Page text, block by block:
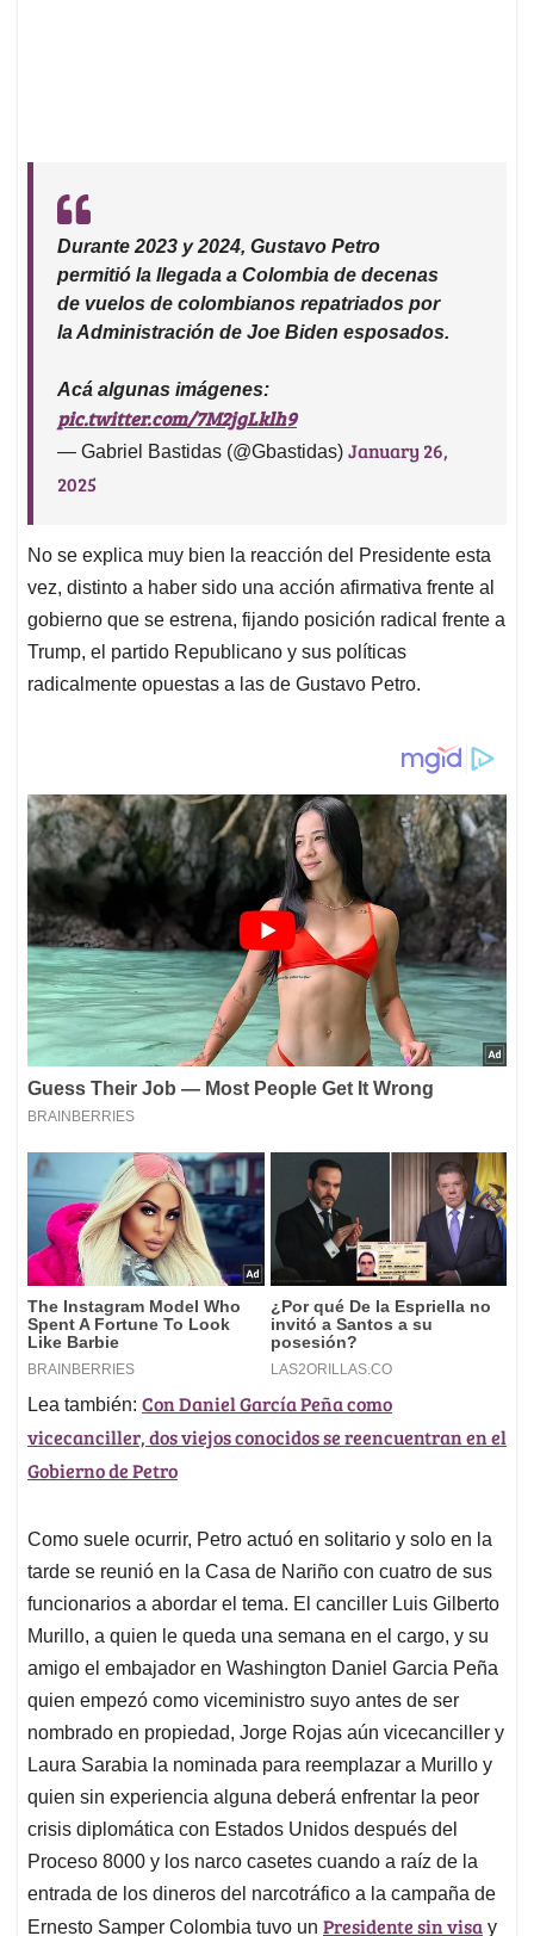
Durante 2023 y 2024, Gustavo Petro
permitió la llegada a Colombia de decenas
de vuelos de colombianos repatriados por
la Administración de Joe Biden esposados.
Acá algunas imágenes:
pic.twitter.com/7M2jgLklh9
— Gabriel Bastidas (@Gbastidas) January 26,
2025
No se explica muy bien la reacción del Presidente esta
vez, distinto a haber sido una acción afirmativa frente al
gobierno que se estrena, fijando posición radical frente a
Trump, el partido Republicano y sus políticas
radicalmente opuestas a las de Gustavo Petro.
Lea también: Con Daniel García Peña como
vicecanciller, dos viejos conocidos se reencuentran en el
Gobierno de Petro
Como suele ocurrir, Petro actuó en solitario y solo en la
tarde se reunió en la Casa de Nariño con cuatro de sus
funcionarios a abordar el tema. El canciller Luis Gilberto
Murillo, a quien le queda una semana en el cargo, y su
amigo el embajador en Washington Daniel Garcia Peña
quien empezó como viceministro suyo antes de ser
nombrado en propiedad, Jorge Rojas aún vicecanciller y
Laura Sarabia la nominada para reemplazar a Murillo y
quien sin experiencia alguna deberá enfrentar la peor
crisis diplomática con Estados Unidos después del
Proceso 8000 y los narco casetes cuando a raíz de la
entrada de los dineros del narcotráfico a la campaña de
Ernesto Samper Colombia tuvo un Presidente sin visa y